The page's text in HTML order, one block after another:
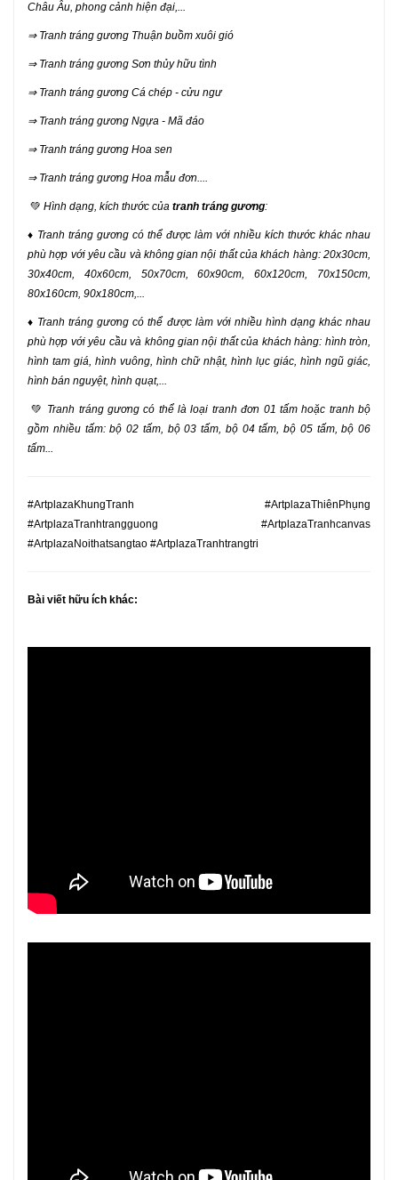
Châu Âu, phong cảnh hiện đại,...
⇒ Tranh tráng gương Thuận buồm xuôi gió
⇒ Tranh tráng gương Sơn thủy hữu tình
⇒ Tranh tráng gương Cá chép - cửu ngư
⇒ Tranh tráng gương Ngựa - Mã đáo
⇒ Tranh tráng gương Hoa sen
⇒ Tranh tráng gương Hoa mẫu đơn....
💚 Hình dạng, kích thước của tranh tráng gương:
♦ Tranh tráng gương có thể được làm với nhiều kích thước khác nhau
phù hợp với yêu cầu và không gian nội thất của khách hàng: 20x30cm,
30x40cm, 40x60cm, 50x70cm, 60x90cm, 60x120cm, 70x150cm,
80x160cm, 90x180cm,...
♦ Tranh tráng gương có thể được làm với nhiều hình dạng khác nhau
phù hợp với yêu cầu và không gian nội thất của khách hàng: hình tròn,
hình tam giá, hình vuông, hình chữ nhật, hình lục giác, hình ngũ giác,
hình bán nguyệt, hình quạt,...
💚 Tranh tráng gương có thể là loại tranh đơn 01 tấm hoặc tranh bộ
gồm nhiều tấm: bộ 02 tấm, bộ 03 tấm, bộ 04 tấm, bộ 05 tấm, bộ 06
tấm...
#ArtplazaKhungTranh #ArtplazaThiênPhụng
#ArtplazaTranhtrangguong #ArtplazaTranhcanvas
#ArtplazaNoithatsangtao #ArtplazaTranhtrangtri
Bài viết hữu ích khác: